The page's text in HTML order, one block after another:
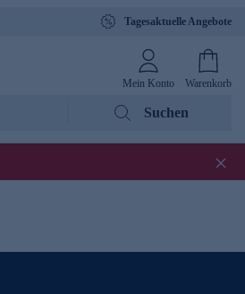
Tagesaktuelle Angebote
Mein Konto Warenkorb
Suchen